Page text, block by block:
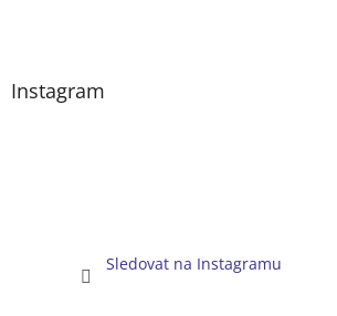
Instagram
Sledovat na Instagramu